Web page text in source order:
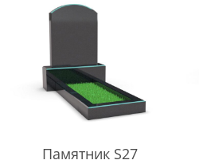
Памятник S27